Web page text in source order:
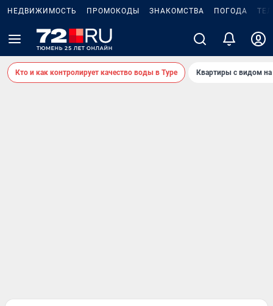
НЕДВИЖИМОСТЬ ПРОМОКОДЫ ЗНАКОМСТВА ПОГОДА
Кто и как контролирует качество воды в Туре Квартиры с видом на